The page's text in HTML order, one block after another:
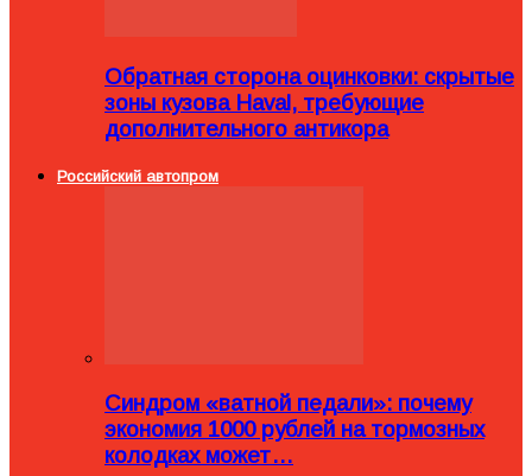
Обратная сторона оцинковки: скрытые
зоны кузова Haval, требующие
дополнительного антикора
Российский автопром
Синдром «ватной педали»: почему
экономия 1000 рублей на тормозных
колодках может…